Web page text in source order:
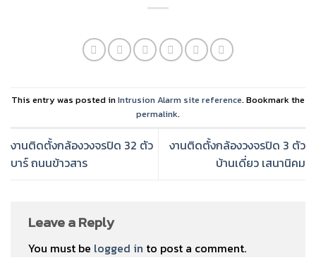
This entry was posted inIntrusion Alarm site reference. Bookmark the
permalink.
งานติดตั้งกล้องวงจรปิด 32 ตัว
บาร์ ถนนข้าวสาร
งานติดตั้งกล้องวงจรปิด 3 ตัว
บ้านเดี่ยว เสนานิคม
Leave a Reply
You must be logged in to post a comment.